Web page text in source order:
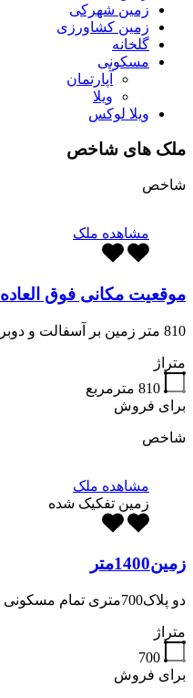
زمین شهرکی
زمین کشاورزی
گلخانه
مسکونی
آپارتمان
ویلا
ویلا لوکس
ملک های شاخص
شاخص
مشاهده ملک
موقعیت مکانی فوق العاده
810 متر زمین بر آسفالت و دوبر
متراژ
810 مترمربع
برای فروش
شاخص
مشاهده ملک
زمین تفکیک شده
زمین1400متر
دو پلاک700متری تمام مسکونی
متراژ
700
برای فروش